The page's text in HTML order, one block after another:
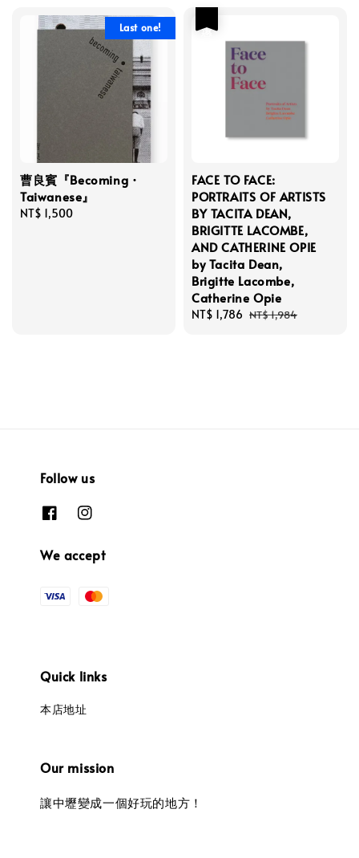
Last one!
曹良賓『Becoming・
Taiwanese』
Regular
NT$ 1,500
FACE TO FACE:
PORTRAITS OF ARTISTS
BY TACITA DEAN,
BRIGITTE LACOMBE,
AND CATHERINE OPIE
by Tacita Dean,
Brigitte Lacombe,
Catherine Opie
Sale
NT$ 1,786 Regular
NT$ 1,984
Follow us
We accept
Quick links
本店地址
Our mission
讓中壢變成一個好玩的地方！